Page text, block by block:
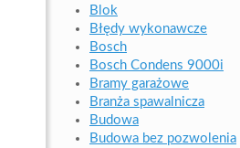
Blok
Błędy wykonawcze
Bosch
Bosch Condens 9000i
Bramy garażowe
Branża spawalnicza
Budowa
Budowa bez pozwolenia